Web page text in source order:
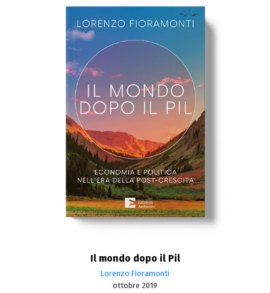
Il mondo dopo il Pil
Lorenzo Fioramonti
ottobre 2019